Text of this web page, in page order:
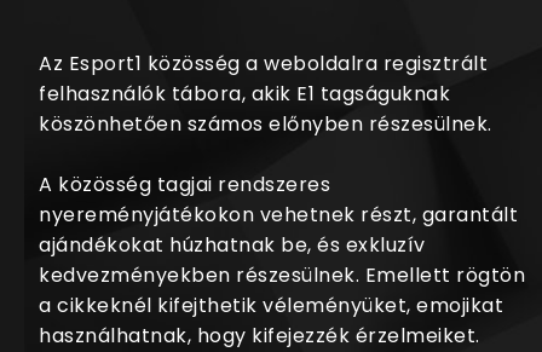
Az Esport1 közösség a weboldalra regisztrált
felhasználók tábora, akik E1 tagságuknak
köszönhetően számos előnyben részesülnek.
A közösség tagjai rendszeres
nyereményjátékokon vehetnek részt, garantált
ajándékokat húzhatnak be, és exkluzív
kedvezményekben részesülnek. Emellett rögtön
a cikkeknél kifejthetik véleményüket, emojikat
használhatnak, hogy kifejezzék érzelmeiket.